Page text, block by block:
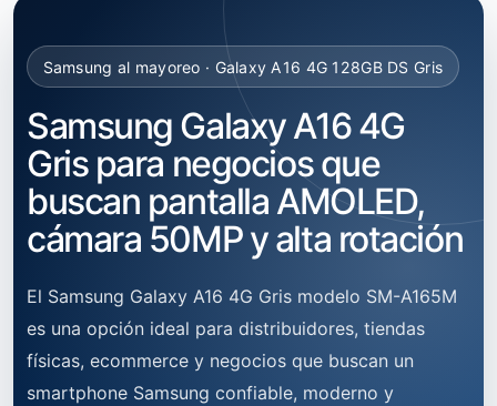
Samsung al mayoreo · Galaxy A16 4G 128GB DS Gris
Samsung Galaxy A16 4G
Gris para negocios que
buscan pantalla AMOLED,
cámara 50MP y alta rotación
El Samsung Galaxy A16 4G Gris modelo SM-A165M
es una opción ideal para distribuidores, tiendas
físicas, ecommerce y negocios que buscan un
smartphone Samsung confiable, moderno y